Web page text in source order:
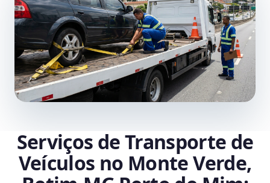
Serviços de Transporte de
Veículos no Monte Verde,